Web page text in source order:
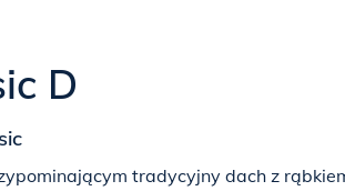
D
tradycyjny dach z